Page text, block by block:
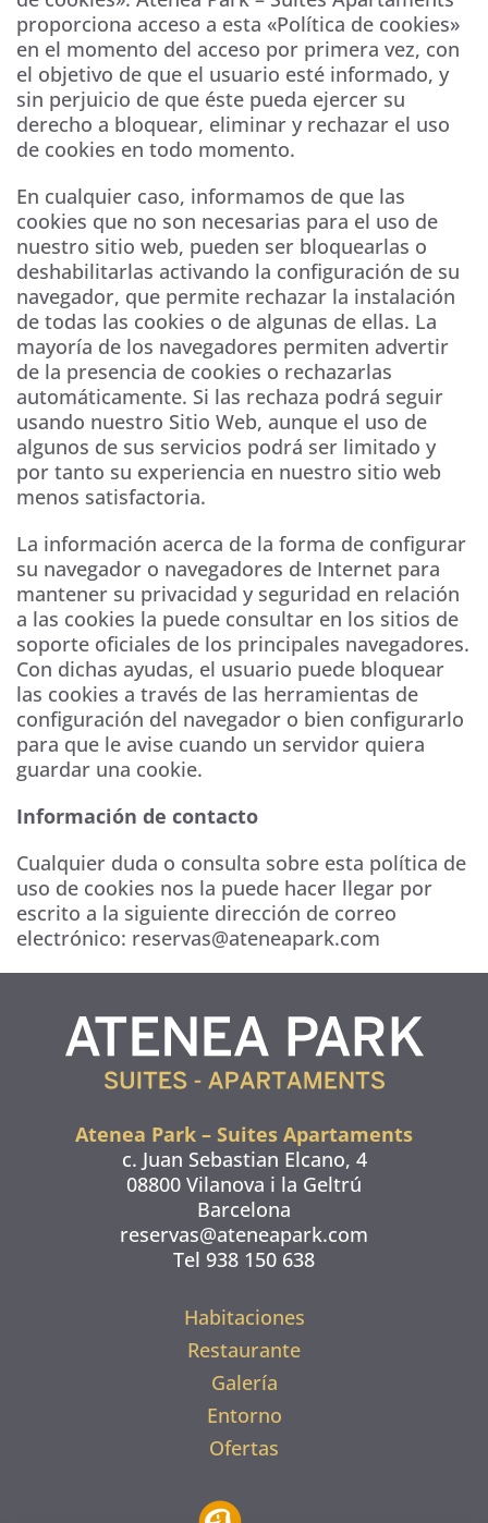
proporciona acceso a esta «Política de cookies»
en el momento del acceso por primera vez, con
el objetivo de que el usuario esté informado, y
sin perjuicio de que éste pueda ejercer su
derecho a bloquear, eliminar y rechazar el uso
de cookies en todo momento.
En cualquier caso, informamos de que las
cookies que no son necesarias para el uso de
nuestro sitio web, pueden ser bloquearlas o
deshabilitarlas activando la configuración de su
navegador, que permite rechazar la instalación
de todas las cookies o de algunas de ellas. La
mayoría de los navegadores permiten advertir
de la presencia de cookies o rechazarlas
automáticamente. Si las rechaza podrá seguir
usando nuestro Sitio Web, aunque el uso de
algunos de sus servicios podrá ser limitado y
por tanto su experiencia en nuestro sitio web
menos satisfactoria.
La información acerca de la forma de configurar
su navegador o navegadores de Internet para
mantener su privacidad y seguridad en relación
a las cookies la puede consultar en los sitios de
soporte oficiales de los principales navegadores.
Con dichas ayudas, el usuario puede bloquear
las cookies a través de las herramientas de
configuración del navegador o bien configurarlo
para que le avise cuando un servidor quiera
guardar una cookie.
Información de contacto
Cualquier duda o consulta sobre esta política de
uso de cookies nos la puede hacer llegar por
escrito a la siguiente dirección de correo
electrónico: reservas@ateneapark.com
Atenea Park – Suites Apartaments
c. Juan Sebastian Elcano, 4
08800 Vilanova i la Geltrú
Barcelona
reservas@ateneapark.com
Tel 938 150 638
Habitaciones
Restaurante
Galería
Entorno
Ofertas